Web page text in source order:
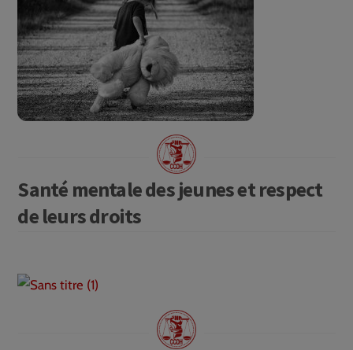
Santé mentale des jeunes et respect
de leurs droits